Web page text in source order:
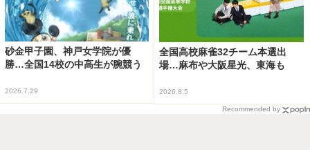
砂金甲子園、神戸女学院が優
勝…全国14校の中高生が腕競う
2026.7.29
全国高校麻雀32チーム本選出
場…麻布や大阪星光、東海も
2026.8.5
Recommended by